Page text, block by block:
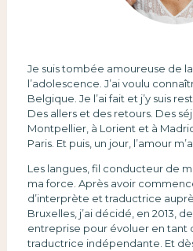
Je suis tombée amoureuse de
l’adolescence. J’ai voulu
Belgique. Je l’ai fait et j’y suis
Des allers et des retours. Des
Montpellier, à Lorient et à
Paris. Et puis, un jour, l’amour
Les langues, fil conducteur de
ma force. Après avoir
d’interprète et traductrice
Bruxelles, j’ai décidé, en 2013,
entreprise pour évoluer en tant
traductrice indépendante. Et